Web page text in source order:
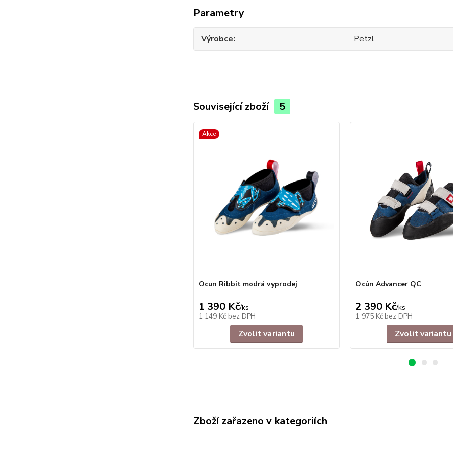
Parametry
Výrobce Petzl
Související zboží 5
Akce
Ocun Ribbit modrá vyprodej
1 390 Kč/ks
1 149 Kč bez DPH
Zvolit variantu
Ocún Advancer QC
2 390 Kč/ks
1 975 Kč bez DPH
Zvolit variantu
Zboží zařazeno v kategoriích